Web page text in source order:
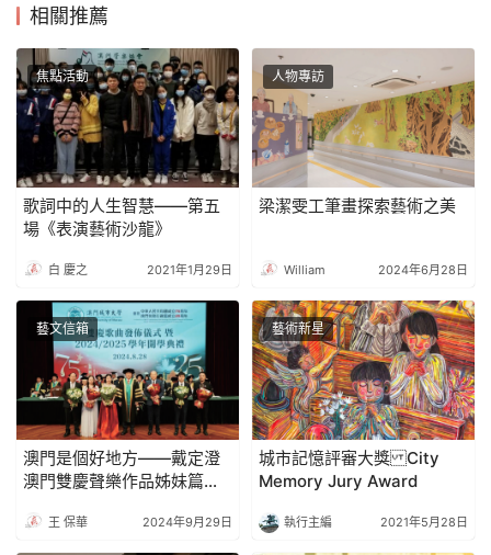
相關推薦
焦點活動
歌詞中的人生智慧——第五
場《表演藝術沙龍》
白 慶之 2021年1月29日
人物專訪
梁潔雯工筆畫探索藝術之美
William 2024年6月28日
藝文信箱
澳門是個好地方——戴定澄
澳門雙慶聲樂作品姊妹篇發
王 保華 2024年9月29日
藝術新星
城市記憶評審大獎 City
Memory Jury Award
執行主編 2021年5月28日